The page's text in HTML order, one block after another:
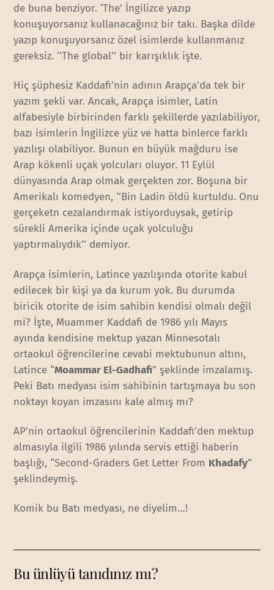
de buna benziyor. ‘The’ İngilizce yazıp
konuşuyorsanız kullanacağınız bir takı. Başka dilde
yazıp konuşuyorsanız özel isimlerde kullanmanız
gereksiz. ‘’The global’’ bir karışıklık işte.
Hiç şüphesiz Kaddafi’nin adının Arapça’da tek bir
yazım şekli var. Ancak, Arapça isimler, Latin
alfabesiyle birbirinden farklı şekillerde yazılabiliyor,
bazı isimlerin İngilizce yüz ve hatta binlerce farklı
yazılışı olabiliyor. Bunun en büyük mağduru ise
Arap kökenli uçak yolcuları oluyor. 11 Eylül
dünyasında Arap olmak gerçekten zor. Boşuna bir
Amerikalı komedyen, ‘’Bin Ladin öldü kurtuldu. Onu
gerçeketn cezalandırmak istiyorduysak, getirip
sürekli Amerika içinde uçak yolculuğu
yaptırmalıydık’’ demiyor.
Arapça isimlerin, Latince yazılışında otorite kabul
edilecek bir kişi ya da kurum yok. Bu durumda
biricik otorite de isim sahibin kendisi olmalı değil
mi? İşte, Muammer Kaddafi de 1986 yılı Mayıs
ayında kendisine mektup yazan Minnesotalı
ortaokul öğrencilerine cevabi mektubunun altını,
Latince “Moammar El-Gadhafi” şeklinde imzalamış.
Peki Batı medyası isim sahibinin tartışmaya bu son
noktayı koyan imzasını kale almış mı?
AP’nin ortaokul öğrencilerinin Kaddafi’den mektup
almasıyla ilgili 1986 yılında servis ettiği haberin
başlığı, “Second-Graders Get Letter From Khadafy”
şeklindeymiş.
Komik bu Batı medyası, ne diyelim…!
Bu ünlüyü tanıdınız mı?